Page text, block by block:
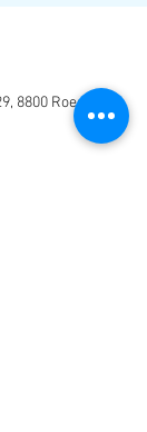
8800 Roeselare,